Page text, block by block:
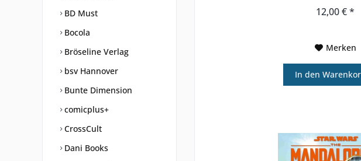
BD Must
Bocola
Bröseline Verlag
bsv Hannover
Bunte Dimension
comicplus+
CrossCult
Dani Books
12,00 € *
Merken
In den